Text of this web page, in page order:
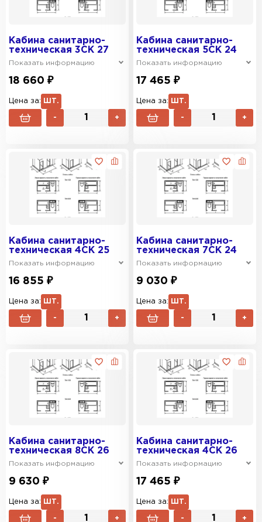
Кабина санитарно-
техническая 3СК 27
Показать информацию
18 660 ₽
Цена за: ШТ.
- +
Кабина санитарно-
техническая 5СК 24
Показать информацию
17 465 ₽
Цена за: ШТ.
- +
Кабина санитарно-
техническая 4СК 25
Показать информацию
16 855 ₽
Цена за: ШТ.
- +
Кабина санитарно-
техническая 7СК 24
Показать информацию
9 030 ₽
Цена за: ШТ.
- +
Кабина санитарно-
техническая 8СК 26
Показать информацию
9 630 ₽
Цена за: ШТ.
- +
Кабина санитарно-
техническая 4СК 26
Показать информацию
17 465 ₽
Цена за: ШТ.
- +